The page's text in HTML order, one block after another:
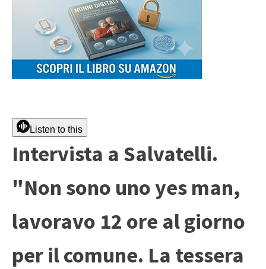
Listen to this
Intervista a Salvatelli.
"Non sono uno yes man,
lavoravo 12 ore al giorno
per il comune. La tessera